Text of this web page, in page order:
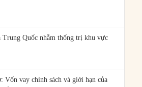
Trung Quốc nhằm thống trị khu vực
Vốn vay chính sách và giới hạn của